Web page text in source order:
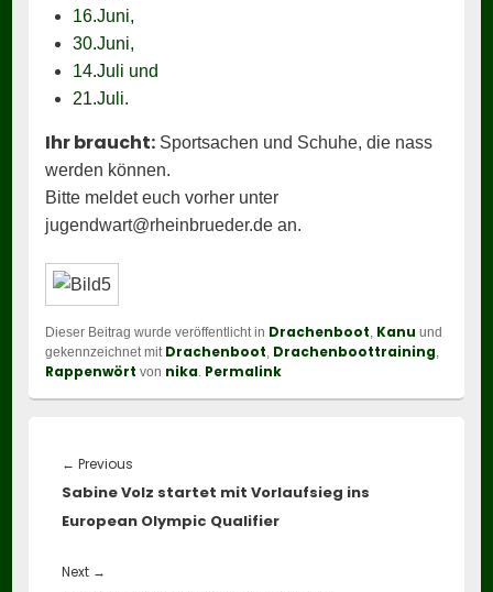
16.Juni,
30.Juni,
14.Juli und
21.Juli.
Ihr braucht: Sportsachen und Schuhe, die nass
werden können.
Bitte meldet euch vorher unter
jugendwart@rheinbrueder.de an.
Dieser Beitrag wurde veröffentlicht in Drachenboot Kanu und
gekennzeichnet mit Drachenboot Drachenboottraining
Rappenwört von nika Permalink
← Previous
post:
Sabine Volz startet mit Vorlaufsieg ins
European Olympic Qualifier
Next →